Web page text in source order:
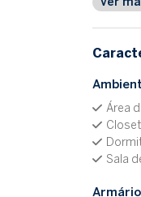
Ver
Área
Closet
Sala